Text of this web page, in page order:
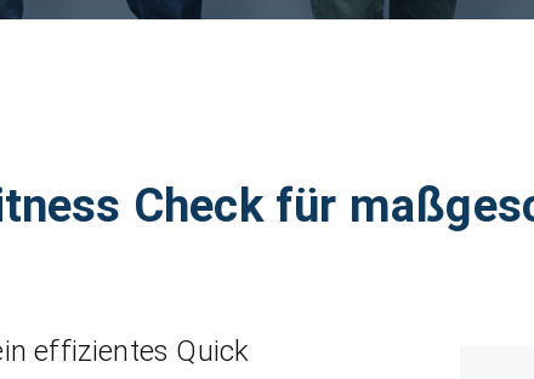
Check für
effizientes Quick